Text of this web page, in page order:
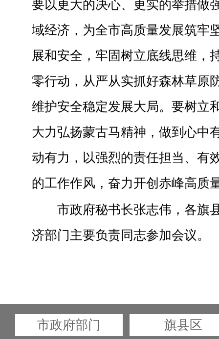
要以更大的决心、更实的举措做
域经济，为全市高质量发展筑牢
展和安全，牢固树立底线思维，
零行动，从严从实抓好森林草原
维护安全稳定发展大局。要树立
大力弘扬蒙古马精神，做到心中
动有力，以强烈的责任担当、有
的工作作风，奋力开创赤峰高质
市政府秘书长张志伟，各旗
济部门主要负责同志参加会议。
市政府部门 旗县区